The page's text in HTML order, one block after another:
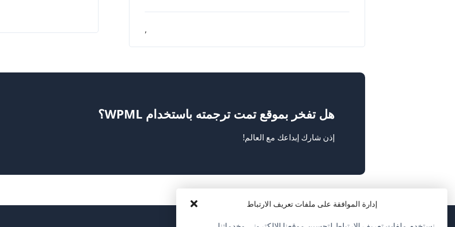
إدارة الموافقة على ملفات تعريف الارتباط
,
هل تفخر بموقع تمت ترجمته باستخدام WPML؟
إذن شارك إبداعك مع العالم!